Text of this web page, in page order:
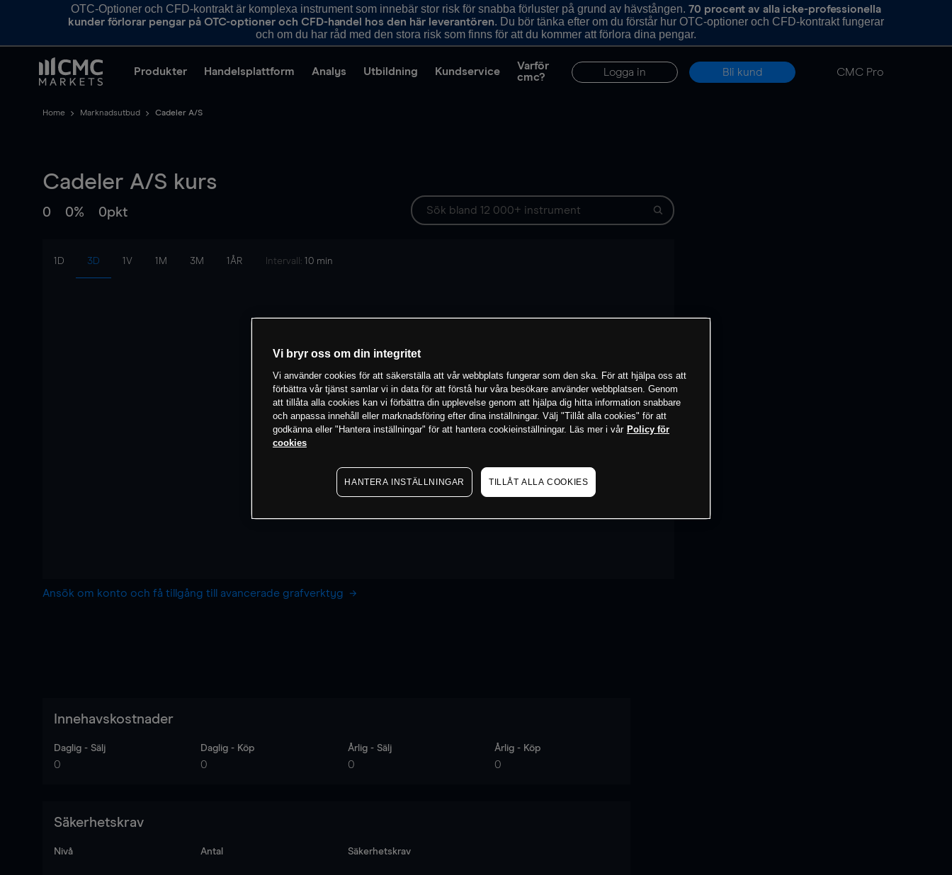
OTC-Optioner och CFD-kontrakt är komplexa instrument som innebär stor risk för snabba förluster på grund av hävstången. 70 procent av alla icke-professionella
kunder förlorar pengar på OTC-optioner och CFD-handel hos den här leverantören. Du bör tänka efter om du förstår hur OTC-optioner och CFD-kontrakt fungerar
och om du har råd med den stora risk som finns för att du kommer att förlora dina pengar.
Produkter Handelsplattform Analys Utbildning Kundservice
Varför
cmc?
Logga in Bli kund CMC Pro
Home Marknadsutbud Cadeler A/S
Cadeler A/S kurs
0 0% 0pkt
1D 3D 1V 1M 3M 1ÅR Intervall: 10 min
Ansök om konto och få tillgång till avancerade grafverktyg
Innehavskostnader
Daglig - Sälj
0
Daglig - Köp
0
Årlig - Sälj
0
Årlig - Köp
0
Säkerhetskrav
Nivå Antal Säkerhetskrav
Vi bryr oss om din integritet
Vi använder cookies för att säkerställa att vår webbplats fungerar som den ska. För att hjälpa oss att
förbättra vår tjänst samlar vi in data för att förstå hur våra besökare använder webbplatsen. Genom
att tillåta alla cookies kan vi förbättra din upplevelse genom att hjälpa dig hitta information snabbare
och anpassa innehåll eller marknadsföring efter dina inställningar. Välj "Tillåt alla cookies" för att
godkänna eller "Hantera inställningar" för att hantera cookieinställningar. Läs mer i vår Policy för
cookies
HANTERA INSTÄLLNINGAR TILLÅT ALLA COOKIES